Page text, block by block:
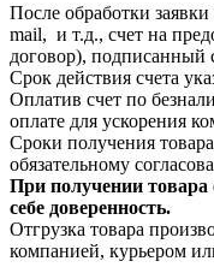
После обработки
mail, и т.д., счет на
договор), подписанный
Срок действия счета
Оплатив счет по
оплате для ускорения
Сроки получения
обязательному
При получении
себе доверенность.
Отгрузка товара
компанией, курьером